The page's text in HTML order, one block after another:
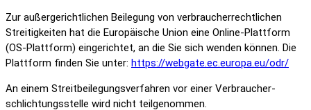
Zur außer­ge­richt­li­chen Beile­gung von verbrau­cher­recht­li­chen
Strei­tig­keiten hat die Euro­päi­sche Union eine Online-Platt­form
(OS-Platt­form) einge­richtet, an die Sie sich wenden können. Die
Platt­form finden Sie unter: https://webgate.ec.europa.eu/odr/
An einem Streit­bei­le­gungs­ver­fahren vor einer Verbrau­cher­
schlich­tungs­stelle wird nicht teil­ge­nommen.